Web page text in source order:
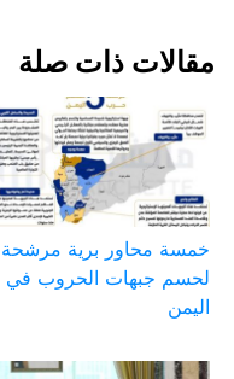
مقالات ذات صلة
خمسة محاور برية مرشحة
لحسم جبهات الحروب في
اليمن